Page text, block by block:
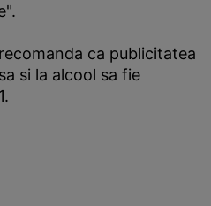
ca publicitatea
si la alcool sa fie